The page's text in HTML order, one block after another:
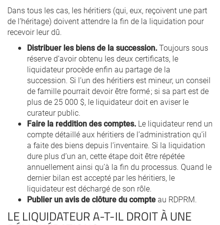
Dans tous les cas, les héritiers (qui, eux, reçoivent une part
de l’héritage) doivent attendre la fin de la liquidation pour
recevoir leur dû.
Distribuer les biens de la succession.Toujours sous
réserve d’avoir obtenu les deux certificats, le
liquidateur procède enfin au partage de la
succession. Si l’un des héritiers est mineur, un conseil
de famille pourrait devoir être formé ; si sa part est de
plus de 25 000 $, le liquidateur doit en aviser le
curateur public.
Faire la reddition des comptes. Le liquidateur rend un
compte détaillé aux héritiers de l’administration qu’il
a faite des biens depuis l’inventaire. Si la liquidation
dure plus d’un an, cette étape doit être répétée
annuellement ainsi qu’à la fin du processus. Quand le
dernier bilan est accepté par les héritiers, le
liquidateur est déchargé de son rôle.
Publier un avis de clôture du compteau RDPRM.
LE LIQUIDATEUR A-T-IL DROIT À UNE